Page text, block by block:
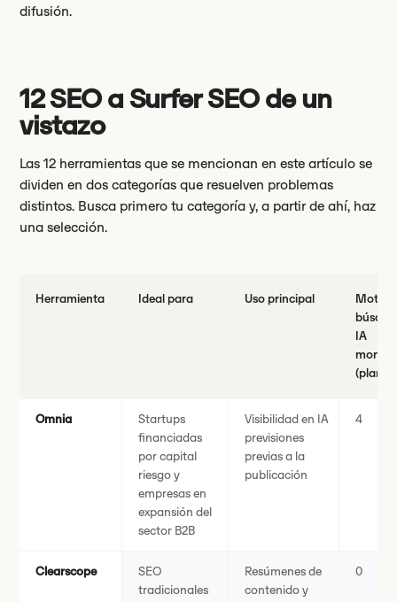
difusión.
12 SEO a Surfer SEO de un
vistazo
Las 12 herramientas que se mencionan en este artículo se
dividen en dos categorías que resuelven problemas
distintos. Busca primero tu categoría y, a partir de ahí, haz
una selección.
Herramienta Ideal para Uso principal
IA
(plan
Omnia
Startups
financiadas
por capital
riesgo y
empresas en
expansión del
sector B2B
Visibilidad en IA
previsiones
previas a la
publicación
4
Clearscope
SEO
tradicionales
Resúmenes de
contenido y
0